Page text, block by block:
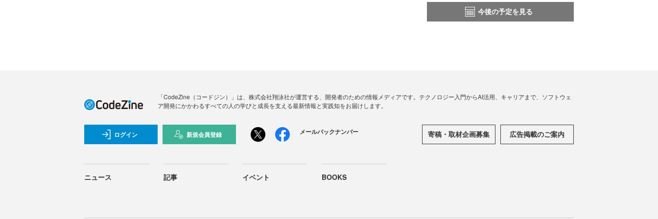
今後の予定を見る
「CodeZine（コードジン）」は、株式会社翔泳社が運営する、開発者のための情報メディアです。テクノロジー入門からAI活用、キャリアまで、ソフトウェ
ア開発にかかわるすべての人の学びと成長を支える最新情報と実践知をお届けします。
ログイン 新規会員登録 メールバックナンバー 寄稿・取材企画募集 広告掲載のご案内
ニュース 記事 イベント BOOKS